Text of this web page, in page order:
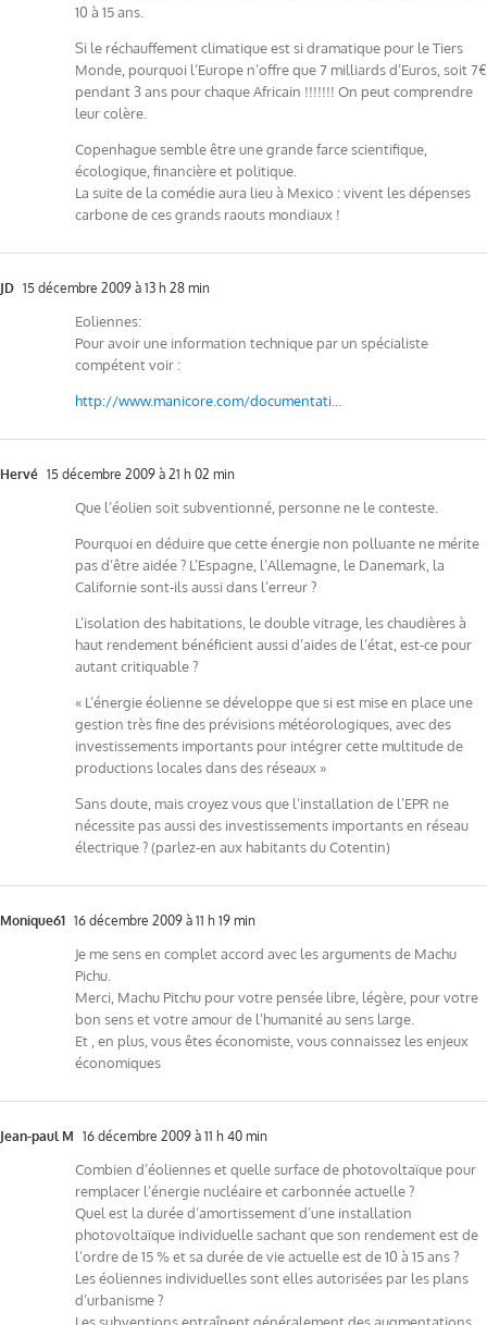
10 à 15 ans.
Si le réchauffement climatique est si dramatique pour le Tiers
Monde, pourquoi l’Europe n’offre que 7 milliards d’Euros, soit 7€
pendant 3 ans pour chaque Africain !!!!!!! On peut comprendre
leur colère.
Copenhague semble être une grande farce scientifique,
écologique, financière et politique.
La suite de la comédie aura lieu à Mexico : vivent les dépenses
carbone de ces grands raouts mondiaux !
JD 15 décembre 2009 à 13 h 28 min
Eoliennes:
Pour avoir une information technique par un spécialiste
compétent voir :
http://www.manicore.com/documentati
Hervé 15 décembre 2009 à 21 h 02 min
Que l’éolien soit subventionné, personne ne le conteste.
Pourquoi en déduire que cette énergie non polluante ne mérite
pas d’être aidée ? L’Espagne, l’Allemagne, le Danemark, la
Californie sont-ils aussi dans l’erreur ?
L’isolation des habitations, le double vitrage, les chaudières à
haut rendement bénéficient aussi d’aides de l’état, est-ce pour
autant critiquable ?
« L’énergie éolienne se développe que si est mise en place une
gestion très fine des prévisions météorologiques, avec des
investissements importants pour intégrer cette multitude de
productions locales dans des réseaux »
Sans doute, mais croyez vous que l’installation de l’EPR ne
nécessite pas aussi des investissements importants en réseau
électrique ? (parlez-en aux habitants du Cotentin)
Monique61 16 décembre 2009 à 11 h 19 min
Je me sens en complet accord avec les arguments de Machu
Pichu.
Merci, Machu Pitchu pour votre pensée libre, légère, pour votre
bon sens et votre amour de l’humanité au sens large.
Et , en plus, vous êtes économiste, vous connaissez les enjeux
économiques
Jean-paul M 16 décembre 2009 à 11 h 40 min
Combien d’éoliennes et quelle surface de photovoltaïque pour
remplacer l’énergie nucléaire et carbonnée actuelle ?
Quel est la durée d’amortissement d’une installation
photovoltaïque individuelle sachant que son rendement est de
l’ordre de 15 % et sa durée de vie actuelle est de 10 à 15 ans ?
Les éoliennes individuelles sont elles autorisées par les plans
d’urbanisme ?
Les subventions entraînent généralement des augmentations